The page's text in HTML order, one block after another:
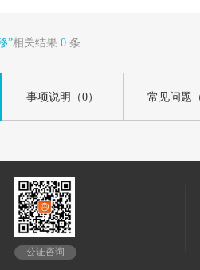
”相关结果 0 条
事项说明 （0） 常见问题
公证咨询